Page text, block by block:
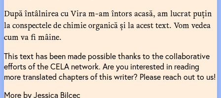
După întâlnirea cu Vira m-am întors acasă, am lucrat puțin
la conspectele de chimie organică și la acest text. Vom vedea
cum va fi mâine.
This text has been made possible thanks to the collaborative
efforts of the CELA network. Are you interested in reading
more translated chapters of this writer? Please reach out to us!
More by Jessica Bilcec